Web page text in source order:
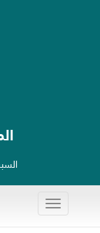
السبت ٢٣ صفر
Toggle
navigation